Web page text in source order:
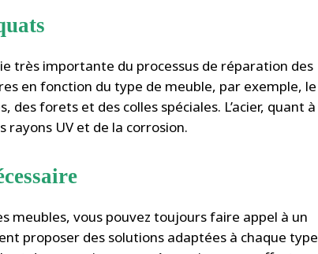
très importante du processus de réparation des
en fonction du type de meuble, par exemple, le
des forets et des colles spéciales. L’acier, quant à
UV et de la corrosion.
meubles, vous pouvez toujours faire appel à un
proposer des solutions adaptées à chaque type